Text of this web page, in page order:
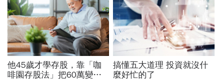
他45歲才學存股，靠「咖
啡園存股法」把60萬變
搞懂五大道理 投資就沒什
麼好忙的了